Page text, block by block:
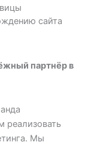
сайта
партнёр в
реализовать
Мы